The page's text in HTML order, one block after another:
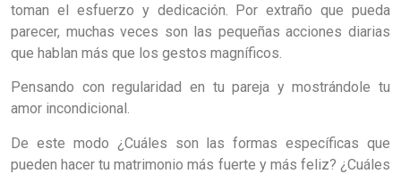
toman el esfuerzo y dedicación. Por extraño que pueda
parecer, muchas veces son las pequeñas acciones diarias
que hablan más que los gestos magníficos.
Pensando con regularidad en tu pareja y mostrándole tu
amor incondicional.
De este modo ¿Cuáles son las formas específicas que
pueden hacer tu matrimonio más fuerte y más feliz? ¿Cuáles